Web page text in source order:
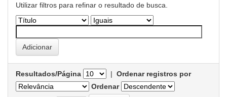
Utilizar filtros para refinar o resultado de busca.
Resultados/Página | Ordenar registros por
Ordenar